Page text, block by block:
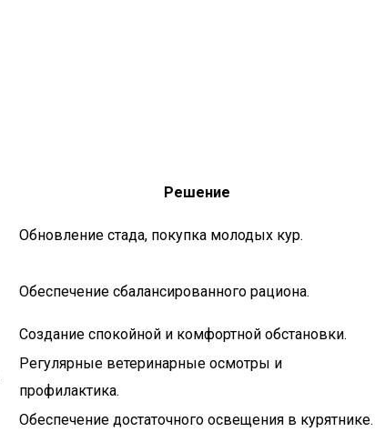
Решение
Обновление стада, покупка молодых кур.
Обеспечение сбалансированного рациона.
Создание спокойной и комфортной обстановки.
Регулярные ветеринарные осмотры и
профилактика.
Обеспечение достаточного освещения в курятнике.